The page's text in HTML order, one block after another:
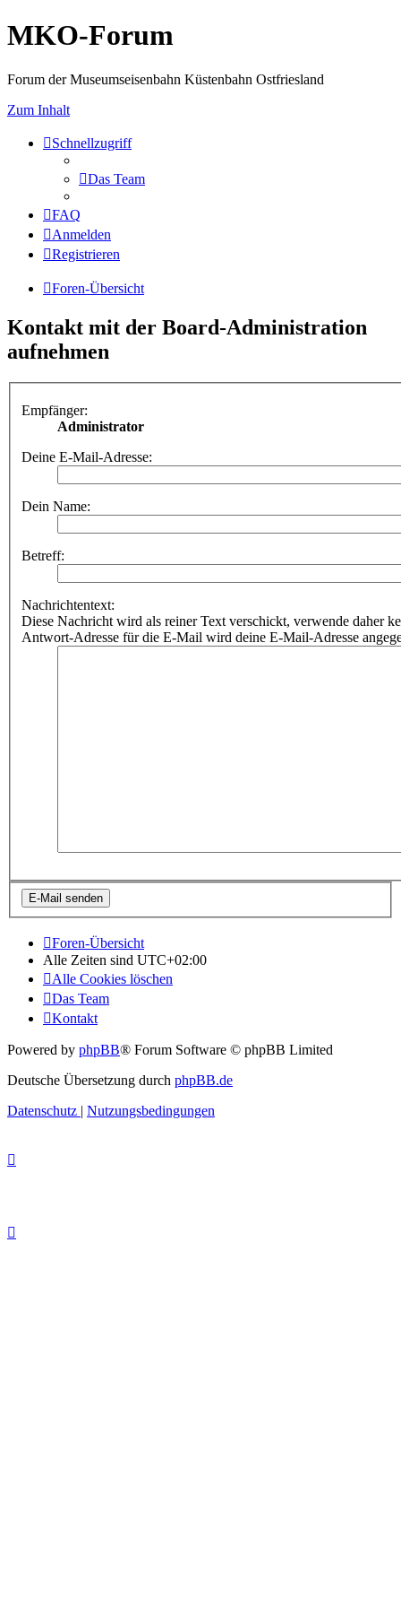
MKO-Forum
Forum der Museumseisenbahn Küstenbahn Ostfriesland
Zum Inhalt
Schnellzugriff
Das Team
FAQ
Anmelden
Registrieren
Foren-Übersicht
Kontakt mit der Board-Administration
aufnehmen
Empfänger:
Administrator
Deine E-Mail-Adresse:
Dein Name:
Betreff:
Nachrichtentext:
Diese Nachricht wird als reiner Text verschickt, verwende daher
Antwort-Adresse für die E-Mail wird deine E-Mail-Adresse
Foren-Übersicht
Alle Zeiten sind UTC+02:00
Alle Cookies löschen
Das Team
Kontakt
Powered by phpBB® Forum Software © phpBB Limited
Deutsche Übersetzung durch phpBB.de
Datenschutz | Nutzungsbedingungen